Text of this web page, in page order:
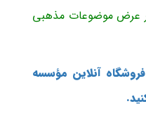
عرض موضوعات مذهبی
آنلاین مؤسسه